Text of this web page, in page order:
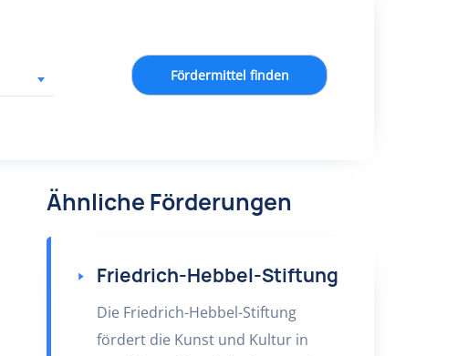
Fördermittel finden
Ähnliche Förderungen
Friedrich-Hebbel-Stiftung
Die Friedrich-Hebbel-Stiftung
fördert die Kunst und Kultur in